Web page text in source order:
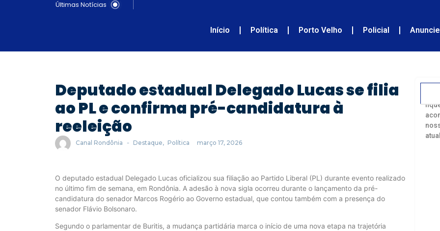
Últimas Notícias
Início Política Porto Velho Policial Anuncie
Deputado estadual Delegado Lucas se filia
ao PL e confirma pré-candidatura à
reeleição
Canal Rondônia - Destaque, Política março 17, 2026
O deputado estadual Delegado Lucas oficializou sua filiação ao Partido Liberal (PL) durante evento realizado
no último fim de semana, em Rondônia. A adesão à nova sigla ocorreu durante o lançamento da pré-
candidatura do senador Marcos Rogério ao Governo estadual, que contou também com a presença do
senador Flávio Bolsonaro.
Segundo o parlamentar de Buritis, a mudança partidária marca o início de uma nova etapa na trajetória